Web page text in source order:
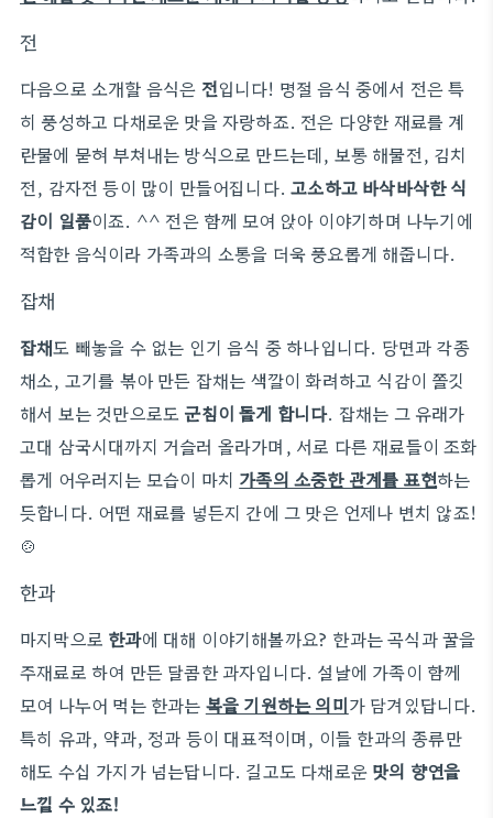
전
다음으로 소개할 음식은 전입니다! 명절 음식 중에서 전은 특
히 풍성하고 다채로운 맛을 자랑하죠. 전은 다양한 재료를 계
란물에 묻혀 부쳐내는 방식으로 만드는데, 보통 해물전, 김치
전, 감자전 등이 많이 만들어집니다.고소하고 바삭바삭한 식
감이 일품이죠. ^^ 전은 함께 모여 앉아 이야기하며 나누기에
적합한 음식이라 가족과의 소통을 더욱 풍요롭게 해줍니다.
잡채
잡채도 빼놓을 수 없는 인기 음식 중 하나입니다. 당면과 각종
채소, 고기를 볶아 만든 잡채는 색깔이 화려하고 식감이 쫄깃
해서 보는 것만으로도 군침이 돌게 합니다. 잡채는 그 유래가
고대 삼국시대까지 거슬러 올라가며, 서로 다른 재료들이 조화
롭게 어우러지는 모습이 마치 가족의 소중한 관계를 표현하는
듯합니다. 어떤 재료를 넣든지 간에 그 맛은 언제나 변치 않죠!
🍲
한과
마지막으로 한과에 대해 이야기해볼까요? 한과는 곡식과 꿀을
주재료로 하여 만든 달콤한 과자입니다. 설날에 가족이 함께
모여 나누어 먹는 한과는 복을 기원하는 의미가 담겨있답니다.
특히 유과, 약과, 정과 등이 대표적이며, 이들 한과의 종류만
해도 수십 가지가 넘는답니다. 길고도 다채로운 맛의 향연을
느낄 수 있죠!